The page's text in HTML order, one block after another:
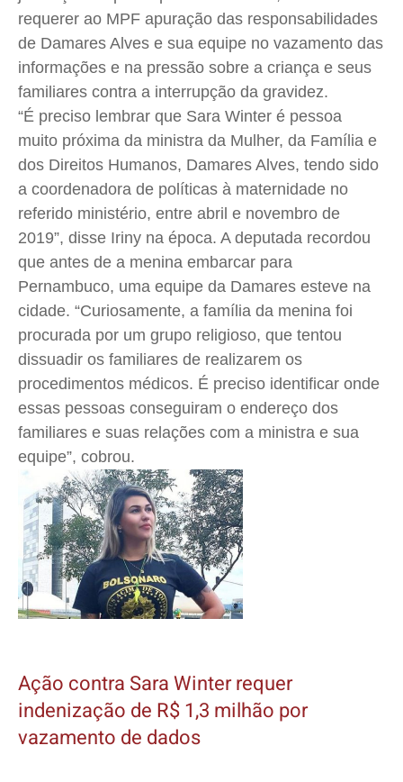
requerer ao MPF apuração das responsabilidades
de Damares Alves e sua equipe no vazamento das
informações e na pressão sobre a criança e seus
familiares contra a interrupção da gravidez.
“É preciso lembrar que Sara Winter é pessoa
muito próxima da ministra da Mulher, da Família e
dos Direitos Humanos, Damares Alves, tendo sido
a coordenadora de políticas à maternidade no
referido ministério, entre abril e novembro de
2019”, disse Iriny na época. A deputada recordou
que antes de a menina embarcar para
Pernambuco, uma equipe da Damares esteve na
cidade. “Curiosamente, a família da menina foi
procurada por um grupo religioso, que tentou
dissuadir os familiares de realizarem os
procedimentos médicos. É preciso identificar onde
essas pessoas conseguiram o endereço dos
familiares e suas relações com a ministra e sua
equipe”, cobrou.
Ação contra Sara Winter requer
indenização de R$ 1,3 milhão por
vazamento de dados